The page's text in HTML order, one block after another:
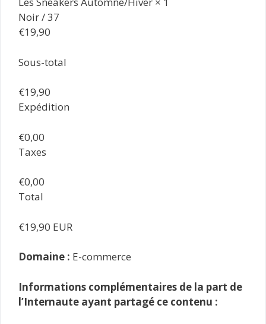
Noir / 37
€19,90
Sous-total
€19,90
Expédition
€0,00
Taxes
€0,00
Total
€19,90 EUR
Domaine : E-commerce
Informations complémentaires de la part de
l’Internaute ayant partagé ce contenu :